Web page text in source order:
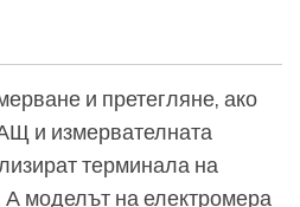
и претегляне, ако
и измервателната
терминала на
моделът на електромера